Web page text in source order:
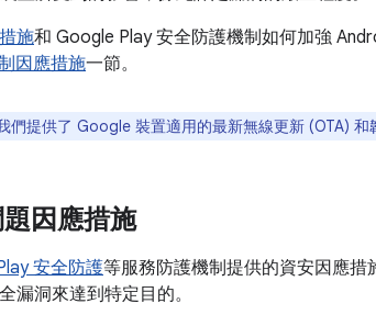
施和 Google Play 安全防護機制如何加強
因應措施一節。
們提供了 Google 裝置適用的最新無線更新 (OTA) 和
因應措施
安全防護等服務防護機制提供的資安因應措
漏洞來達到特定目的。